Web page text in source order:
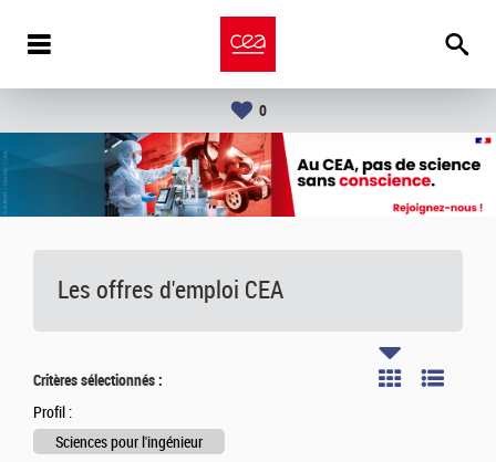
0
Les offres d'emploi CEA
Critères sélectionnés :
Profil :
Sciences pour l'ingénieur